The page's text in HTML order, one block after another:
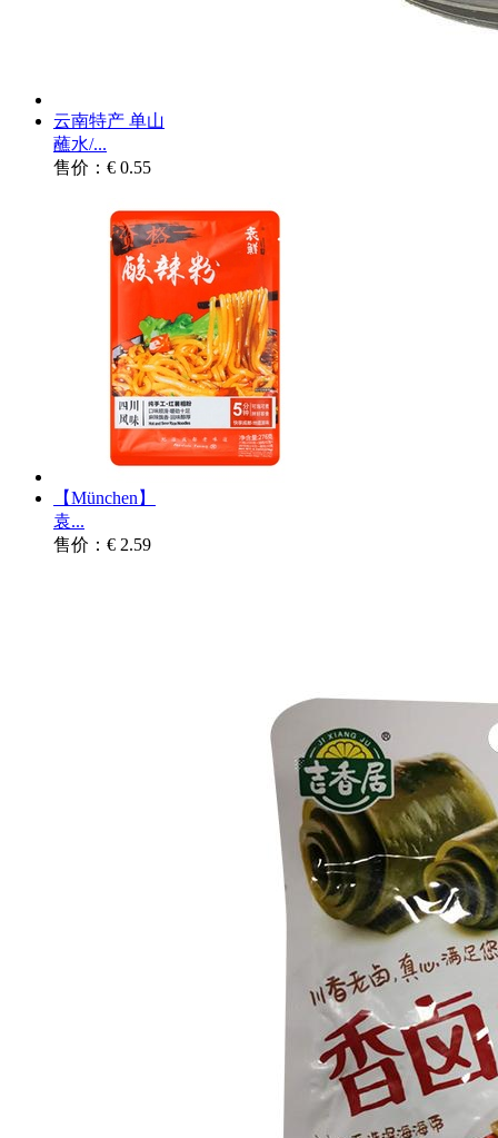
云南特产 单山
蘸水/...
售价：€ 0.55
【München】
袁...
售价：€ 2.59